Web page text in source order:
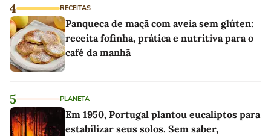
4 RECEITAS
Panqueca de maçã com aveia sem glúten:
receita fofinha, prática e nutritiva para o
café da manhã
5 PLANETA
Em 1950, Portugal plantou eucaliptos para
estabilizar seus solos. Sem saber,